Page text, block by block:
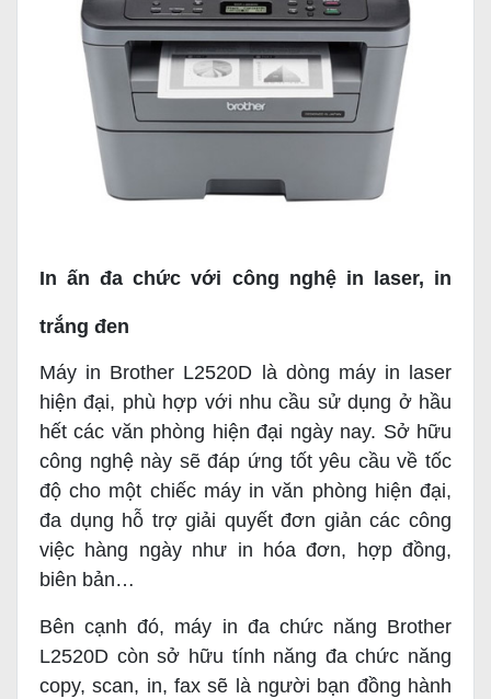
In ấn đa chức với công nghệ in laser, in
trắng đen
Máy in Brother L2520D là dòng máy in laser
hiện đại, phù hợp với nhu cầu sử dụng ở hầu
hết các văn phòng hiện đại ngày nay. Sở hữu
công nghệ này sẽ đáp ứng tốt yêu cầu về tốc
độ cho một chiếc máy in văn phòng hiện đại,
đa dụng hỗ trợ giải quyết đơn giản các công
việc hàng ngày như in hóa đơn, hợp đồng,
biên bản…
Bên cạnh đó, máy in đa chức năng Brother
L2520D còn sở hữu tính năng đa chức năng
copy, scan, in, fax sẽ là người bạn đồng hành